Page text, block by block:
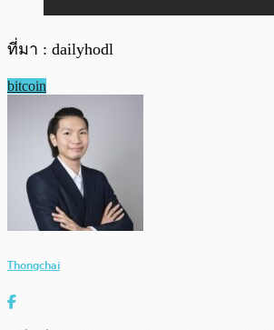
ที่มา : dailyhodl
bitcoin
Thongchai